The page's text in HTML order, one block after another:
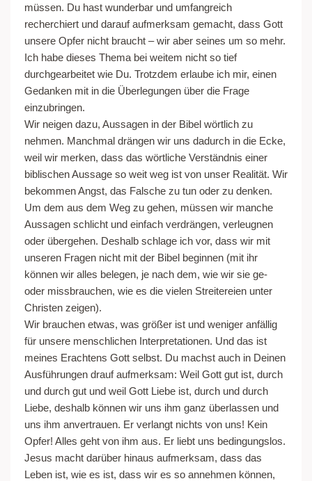
müssen. Du hast wunderbar und umfangreich
recherchiert und darauf aufmerksam gemacht, dass Gott
unsere Opfer nicht braucht – wir aber seines um so mehr.
Ich habe dieses Thema bei weitem nicht so tief
durchgearbeitet wie Du. Trotzdem erlaube ich mir, einen
Gedanken mit in die Überlegungen über die Frage
einzubringen.
Wir neigen dazu, Aussagen in der Bibel wörtlich zu
nehmen. Manchmal drängen wir uns dadurch in die Ecke,
weil wir merken, dass das wörtliche Verständnis einer
biblischen Aussage so weit weg ist von unser Realität. Wir
bekommen Angst, das Falsche zu tun oder zu denken.
Um dem aus dem Weg zu gehen, müssen wir manche
Aussagen schlicht und einfach verdrängen, verleugnen
oder übergehen. Deshalb schlage ich vor, dass wir mit
unseren Fragen nicht mit der Bibel beginnen (mit ihr
können wir alles belegen, je nach dem, wie wir sie ge-
oder missbrauchen, wie es die vielen Streitereien unter
Christen zeigen).
Wir brauchen etwas, was größer ist und weniger anfällig
für unsere menschlichen Interpretationen. Und das ist
meines Erachtens Gott selbst. Du machst auch in Deinen
Ausführungen drauf aufmerksam: Weil Gott gut ist, durch
und durch gut und weil Gott Liebe ist, durch und durch
Liebe, deshalb können wir uns ihm ganz überlassen und
uns ihm anvertrauen. Er verlangt nichts von uns! Kein
Opfer! Alles geht von ihm aus. Er liebt uns bedingungslos.
Jesus macht darüber hinaus aufmerksam, dass das
Leben ist, wie es ist, dass wir es so annehmen können,